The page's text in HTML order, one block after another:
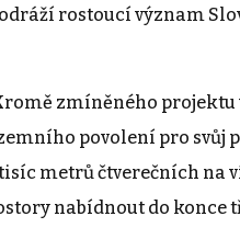
rostoucí význam
zmíněného projektu
povolení pro svůj
metrů čtverečních na
nabídnout do konce